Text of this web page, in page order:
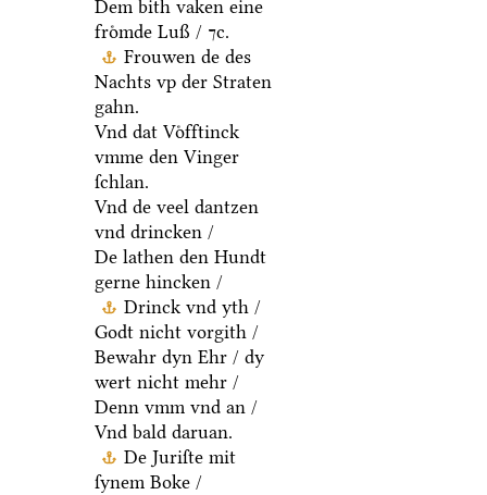
Dem bith vaken eine
froͤmde Luß / ⁊c.
Frouwen de des
Nachts vp der Straten
gahn.
Vnd dat Voͤfftinck
vmme den Vinger
ſchlan.
Vnd de veel dantzen
vnd drincken /
De lathen den Hundt
gerne hincken /
Drinck vnd yth /
Godt nicht vorgith /
Bewahr dyn Ehr / dy
wert nicht mehr /
Denn vmm vnd an /
Vnd bald daruan.
De Juriſte mit
ſynem Boke /